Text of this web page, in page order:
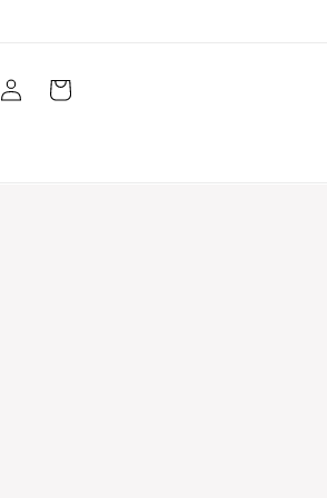
Log
ind
Indkøbskurv